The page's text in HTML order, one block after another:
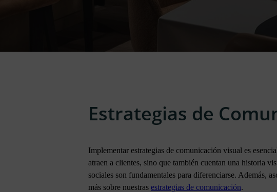
Estrategias de
Implementar estrategias de comunicación visual es
atraen a clientes, sino que también cuentan una historia
sociales son fundamentales para diferenciarse. Además,
más sobre nuestras estrategias de comunicación.